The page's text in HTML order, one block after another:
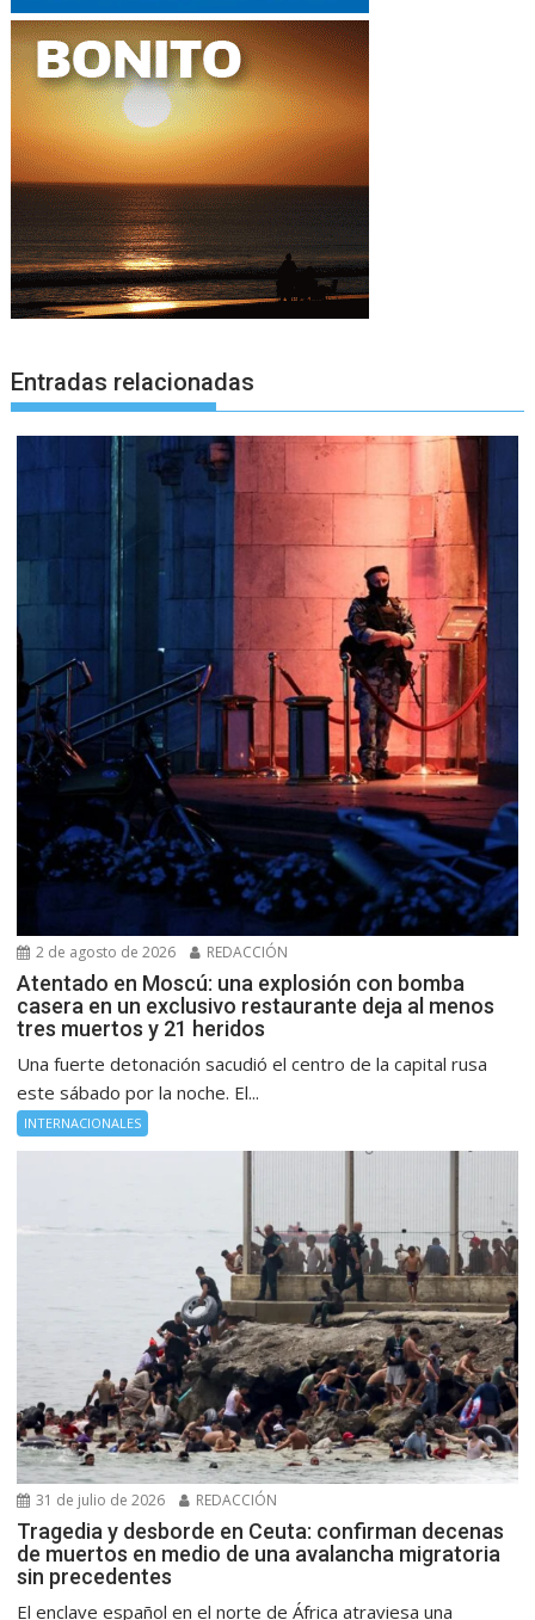
Entradas relacionadas
2 de agosto de 2026 REDACCIÓN
Atentado en Moscú: una explosión con bomba
casera en un exclusivo restaurante deja al menos
tres muertos y 21 heridos
Una fuerte detonación sacudió el centro de la capital rusa
este sábado por la noche. El...
INTERNACIONALES
31 de julio de 2026 REDACCIÓN
Tragedia y desborde en Ceuta: confirman decenas
de muertos en medio de una avalancha migratoria
sin precedentes
El enclave español en el norte de África atraviesa una